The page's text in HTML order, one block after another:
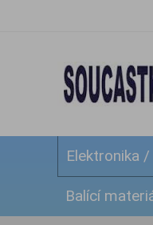
Elektronika
Balící